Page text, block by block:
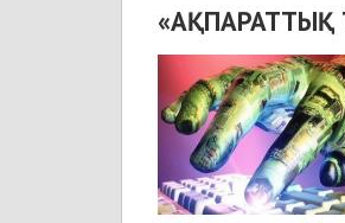
«АҚПАРАТТЫҚ